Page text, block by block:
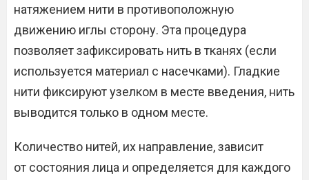
натяжением нити в противоположную
движению иглы сторону. Эта процедура
позволяет зафиксировать нить в тканях (если
используется материал с насечками). Гладкие
нити фиксируют узелком в месте введения, нить
выводится только в одном месте.
Количество нитей, их направление, зависит
от состояния лица и определяется для каждого